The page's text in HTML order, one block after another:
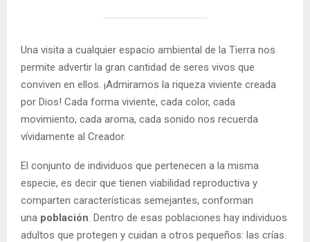
Una visita a cualquier espacio ambiental de la Tierra nos
permite advertir la gran cantidad de seres vivos que
conviven en ellos. ¡Admiramos la riqueza viviente creada
por Dios! Cada forma viviente, cada color, cada
movimiento, cada aroma, cada sonido nos recuerda
vívidamente al Creador.
El conjunto de individuos que pertenecen a la misma
especie, es decir que tienen viabilidad reproductiva y
comparten características semejantes, conforman
una población . Dentro de esas poblaciones hay individuos
adultos que protegen y cuidan a otros pequeños: las crías.